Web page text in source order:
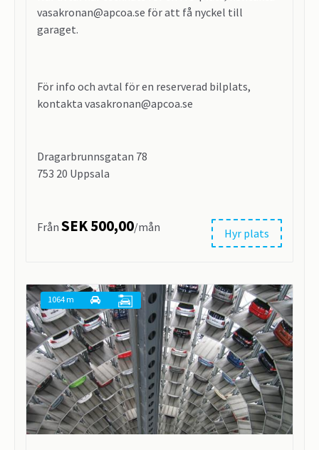
vasakronan@apcoa.se för att få nyckel till
garaget.
För info och avtal för en reserverad bilplats,
kontakta vasakronan@apcoa.se
Dragarbrunnsgatan 78
753 20 Uppsala
Hyr plats
Från SEK 500,00/mån
1064 m